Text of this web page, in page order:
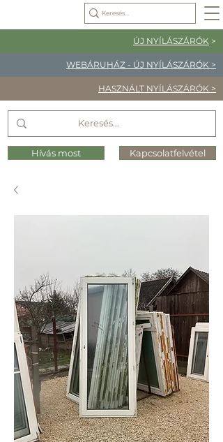
ÚJ NYÍLÁSZÁRÓK >
WEBÁRUHÁZ - ÚJ NYÍLÁSZÁRÓK >
HASZNÁLT NYÍLÁSZÁRÓK >
Hívás most Kapcsolatfelvétel